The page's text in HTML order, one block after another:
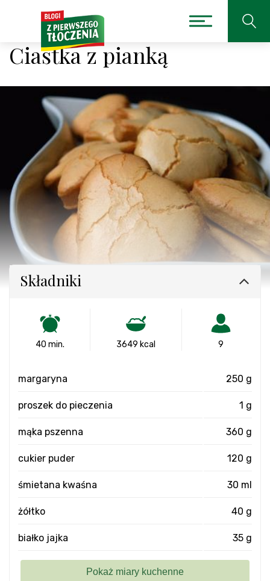
Ciastka z pianką
Składniki
40 min. 3649 kcal 9
margaryna 250 g
proszek do pieczenia 1 g
mąka pszenna 360 g
cukier puder 120 g
śmietana kwaśna 30 ml
żółtko 40 g
białko jajka 35 g